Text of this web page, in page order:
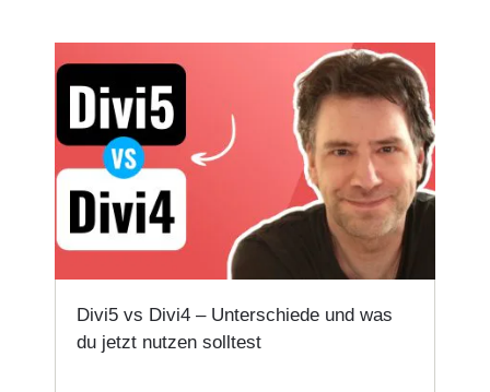
Divi5 vs Divi4 – Unterschiede und was
du jetzt nutzen solltest